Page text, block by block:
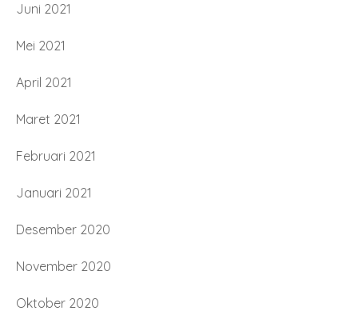
Juni 2021
Mei 2021
April 2021
Maret 2021
Februari 2021
Januari 2021
Desember 2020
November 2020
Oktober 2020